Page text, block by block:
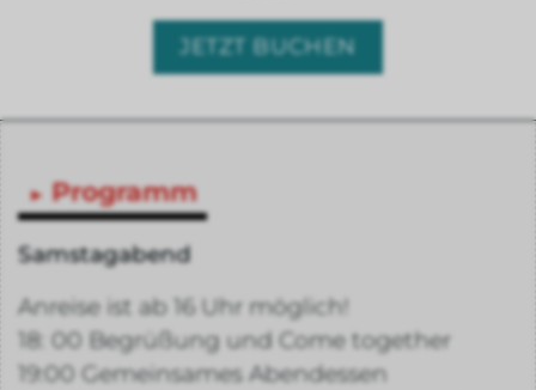
JETZT BUCHEN
Programm
Samstagabend
Anreise ist ab 16 Uhr möglich!
18: 00 Begrüßung und Come together
19:00 Gemeinsames Abendessen